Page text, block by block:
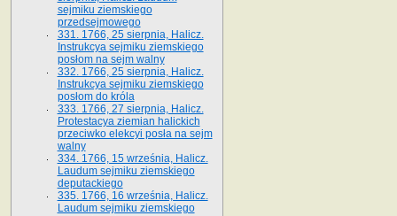
sejmiku ziemskiego
przedsejmowego
331. 1766, 25 sierpnia, Halicz.
Instrukcya sejmiku ziemskiego
posłom na sejm walny
332. 1766, 25 sierpnia, Halicz.
Instrukcya sejmiku ziemskiego
posłom do króla
333. 1766, 27 sierpnia, Halicz.
Protestacya ziemian halickich
przeciwko elekcyi posła na sejm
walny
334. 1766, 15 września, Halicz.
Laudum sejmiku ziemskiego
deputackiego
335. 1766, 16 września, Halicz.
Laudum sejmiku ziemskiego